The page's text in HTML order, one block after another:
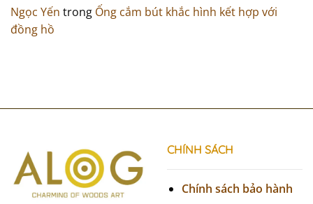
Ngọc Yến trong Ống cắm bút khắc hình kết hợp với
đồng hồ
CHÍNH SÁCH
Chính sách bảo hành